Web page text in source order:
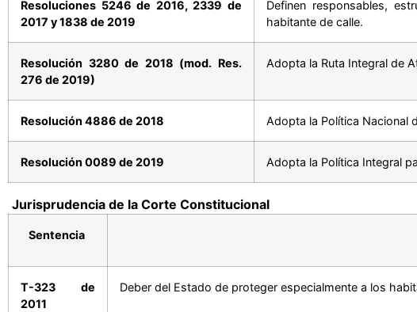
Resoluciones 5246 de 2016, 2339 de
2017 y 1838 de 2019
Definen responsables,
habitante de calle.
Resolución 3280 de 2018 (mod. Res.
276 de 2019)
Adopta la Ruta Integral de
Resolución 4886 de 2018 Adopta la Política Nacional
Resolución 0089 de 2019 Adopta la Política Integral
Jurisprudencia de la Corte Constitucional
Sentencia
T-323 de
2011
Deber del Estado de proteger especialmente a los